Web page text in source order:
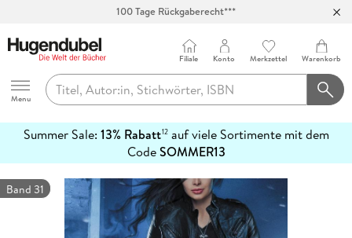
100 Tage Rückgaberecht***
Hugendubel
Menu
Filiale Konto Merkzettel Warenkorb
Summer Sale: 13% Rabatt12auf viele Sortimente mit dem
CodeSOMMER13
erfahren
Band 31